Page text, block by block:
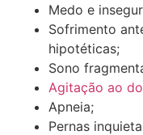
Medo e
Sofrimento
hipotéticas;
Sono
Agitação ao
Apneia;
Pernas